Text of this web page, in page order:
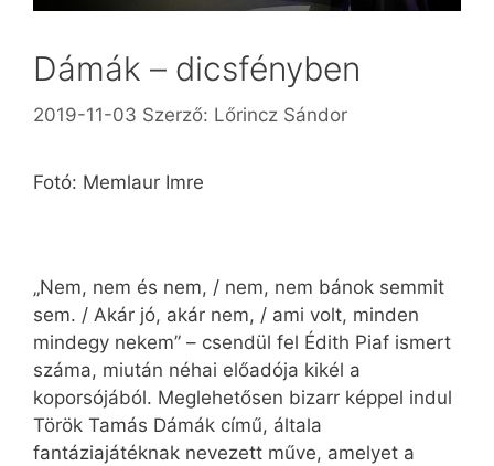
Dámák – dicsfényben
2019-11-03 Szerző: Lőrincz Sándor
Fotó: Memlaur Imre
„Nem, nem és nem, / nem, nem bánok semmit
sem. / Akár jó, akár nem, / ami volt, minden
mindegy nekem” – csendül fel Édith Piaf ismert
száma, miután néhai előadója kikél a
koporsójából. Meglehetősen bizarr képpel indul
Török Tamás Dámák című, általa
fantáziajátéknak nevezett műve, amelyet a